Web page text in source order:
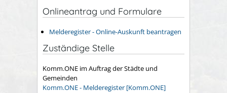
Onlineantrag und Formulare
Melderegister - Online-Auskunft beantragen
Zuständige Stelle
Komm.ONE im Auftrag der Städte und
Gemeinden
Komm.ONE - Melderegister [Komm.ONE]